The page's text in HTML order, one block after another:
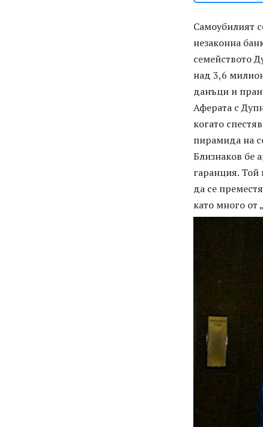
Самоубилият
незаконна
семейството
над 3,6
данъци и
Аферата с
когато
пирамида на
Близнаков бе
гаранция. Той
да се
като много от